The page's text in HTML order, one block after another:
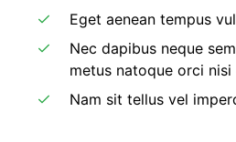
Eget aenean tempus
Nec dapibus neque
metus natoque orci nisi
Nam sit tellus vel